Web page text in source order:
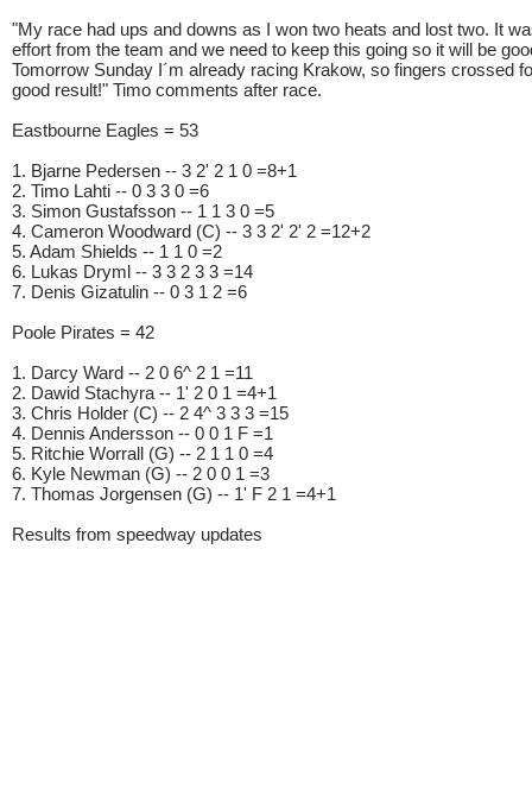
"My race had ups and downs as I won two heats and lost two. It
effort from the team and we need to keep this going so it will be
Tomorrow Sunday I´m already racing Krakow, so fingers crossed
good result!" Timo comments after race.
Eastbourne Eagles = 53
1. Bjarne Pedersen -- 3 2' 2 1 0 =8+1
2. Timo Lahti -- 0 3 3 0 =6
3. Simon Gustafsson -- 1 1 3 0 =5
4. Cameron Woodward (C) -- 3 3 2' 2' 2 =12+2
5. Adam Shields -- 1 1 0 =2
6. Lukas Dryml -- 3 3 2 3 3 =14
7. Denis Gizatulin -- 0 3 1 2 =6
Poole Pirates = 42
1. Darcy Ward -- 2 0 6^ 2 1 =11
2. Dawid Stachyra -- 1' 2 0 1 =4+1
3. Chris Holder (C) -- 2 4^ 3 3 3 =15
4. Dennis Andersson -- 0 0 1 F =1
5. Ritchie Worrall (G) -- 2 1 1 0 =4
6. Kyle Newman (G) -- 2 0 0 1 =3
7. Thomas Jorgensen (G) -- 1' F 2 1 =4+1
Results from speedway updates